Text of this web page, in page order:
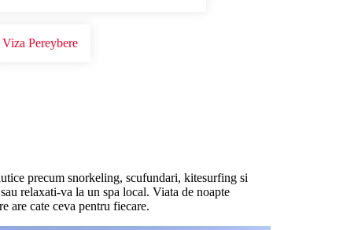
Viza Pereybere
precum snorkeling, scufundari, kitesurfing si
relaxati-va la un spa local. Viata de noapte
are cate ceva pentru fiecare.